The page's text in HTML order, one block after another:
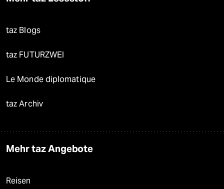
taz Blogs
taz FUTURZWEI
Le Monde diplomatique
taz Archiv
Mehr taz Angebote
Reisen